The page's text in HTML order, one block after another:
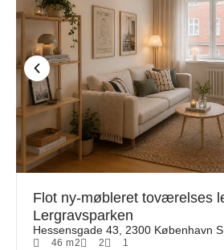
Flot ny-møbleret toværelses
Lergravsparken
Hessensgade 43, 2300 København S
46 m2 2
1